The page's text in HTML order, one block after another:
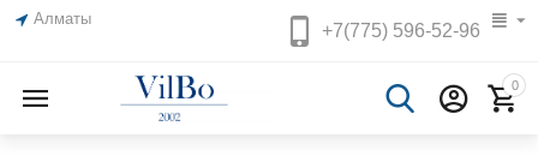
Алматы
+7(775)596-52-96
0